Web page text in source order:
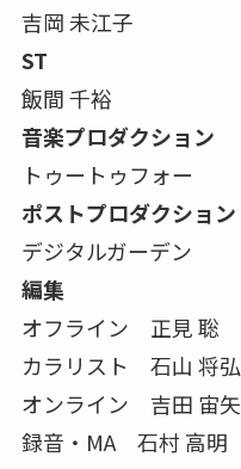
吉岡 未江子
ST
飯間 千裕
音楽プロダクション
トゥートゥフォー
ポストプロダクション
デジタルガーデン
編集
オフライン 正見 聡
カラリスト 石山 将弘
オンライン 吉田 宙矢
録音・MA 石村 高明